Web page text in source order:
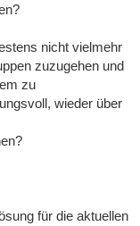
nicht vielmehr
zuzugehen und
zu
wieder über
für die aktuellen